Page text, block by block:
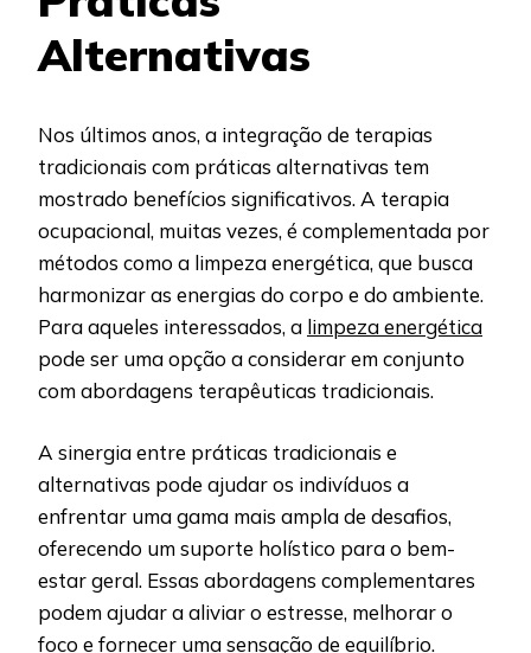
Alternativas
Nos últimos anos, a integração de terapias
tradicionais com práticas alternativas tem
mostrado benefícios significativos. A terapia
ocupacional, muitas vezes, é complementada por
métodos como a limpeza energética, que busca
harmonizar as energias do corpo e do ambiente.
Para aqueles interessados, a limpeza energética
pode ser uma opção a considerar em conjunto
com abordagens terapêuticas tradicionais.
A sinergia entre práticas tradicionais e
alternativas pode ajudar os indivíduos a
enfrentar uma gama mais ampla de desafios,
oferecendo um suporte holístico para o bem-
estar geral. Essas abordagens complementares
podem ajudar a aliviar o estresse, melhorar o
foco e fornecer uma sensação de equilíbrio.